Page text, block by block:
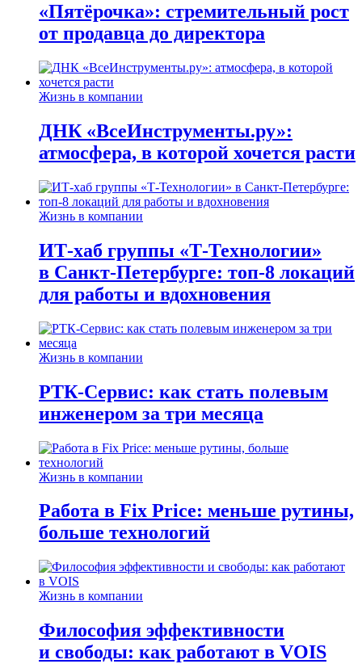
«Пятёрочка»: стремительный рост
от продавца до директора
Жизнь в компании
ДНК «ВсеИнструменты.ру»:
атмосфера, в которой хочется расти
Жизнь в компании
ИТ-хаб группы «Т-Технологии»
в Санкт-Петербурге: топ-8 локаций
для работы и вдохновения
Жизнь в компании
РТК-Сервис: как стать полевым
инженером за три месяца
Жизнь в компании
Работа в Fix Price: меньше рутины,
больше технологий
Жизнь в компании
Философия эффективности
и свободы: как работают в VOIS